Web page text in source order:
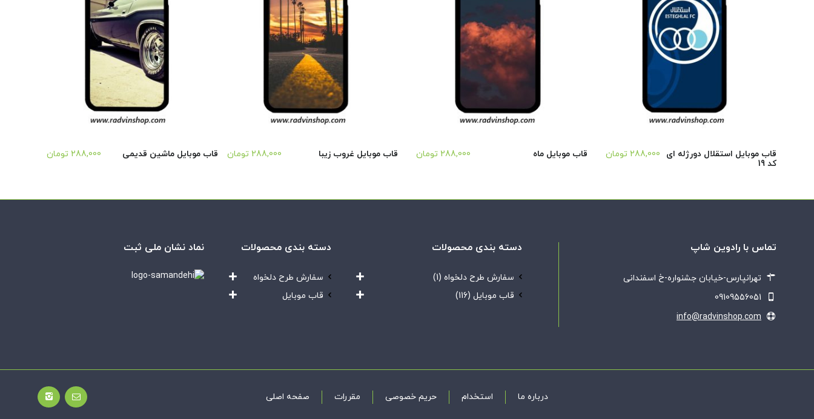
قاب موبایل استقلال دورژله ای
کد 19
288,000 تومان قاب موبایل ماه 288,000 تومان قاب موبایل غروب زیبا 288,000 تومان قاب موبایل ماشین قدیمی 288,000 تومان
تماس با رادوین شاپ
تهرانپارس-خیابان جشنواره-خ اسفندانی
09109556051
info@radvinshop.com
دسته بندی محصولات
سفارش طرح دلخواه(1)
قاب موبایل(116)
دسته بندی محصولات
سفارش طرح دلخواه
قاب موبایل
نماد نشان ملی ثبت
صفحه اصلی مقررات حریم خصوصی استخدام درباره ما